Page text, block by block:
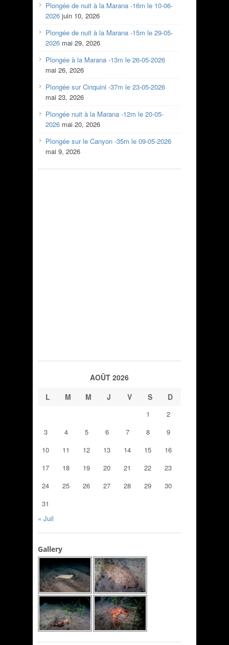
Plongée de nuit à la Marana -16m le 10-06-
2026 juin 10, 2026
Plongée de nuit à la Marana -15m le 29-05-
2026 mai 29, 2026
Plongée à la Marana -13m le 26-05-2026
mai 26, 2026
Plongée sur Cinquini -37m le 23-05-2026
mai 23, 2026
Plongée nuit à la Marana -12m le 20-05-
2026 mai 20, 2026
Plongée sur le Canyon -35m le 09-05-2026
mai 9, 2026
AOÛT 2026
L
M M J V S D
1
2
3
4 5 6 7 8
9
10
11 12 13 14 15
16
17
18 19 20 21 22
23
24
25 26 27 28 29
30
31
« Juil
Gallery